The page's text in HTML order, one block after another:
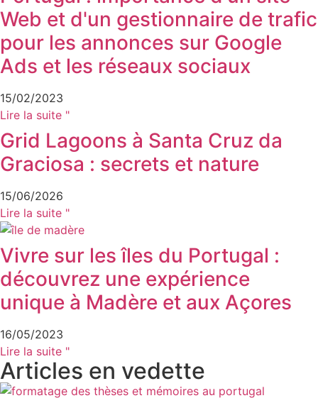
Web et d'un gestionnaire de trafic
pour les annonces sur Google
Ads et les réseaux sociaux
15/02/2023
Lire la suite "
Grid Lagoons à Santa Cruz da
Graciosa : secrets et nature
15/06/2026
Lire la suite "
Vivre sur les îles du Portugal :
découvrez une expérience
unique à Madère et aux Açores
16/05/2023
Lire la suite "
Articles en vedette